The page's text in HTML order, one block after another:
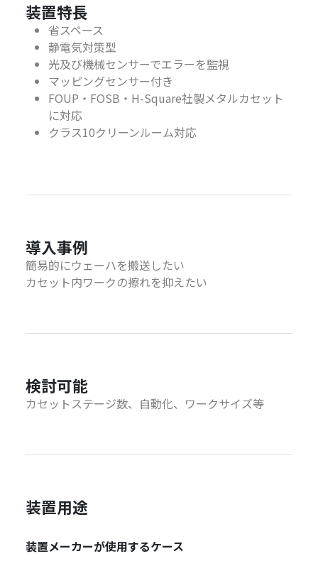
装置特長
省スペース
静電気対策型
光及び機械センサーでエラーを監視
マッピングセンサー付き
FOUP・FOSB・H-Square社製メタルカセット
に対応
クラス10クリーンルーム対応
導入事例
簡易的にウェーハを搬送したい
カセット内ワークの擦れを抑えたい
検討可能
カセットステージ数、自動化、ワークサイズ等
装置用途
装置メーカーが使用するケース